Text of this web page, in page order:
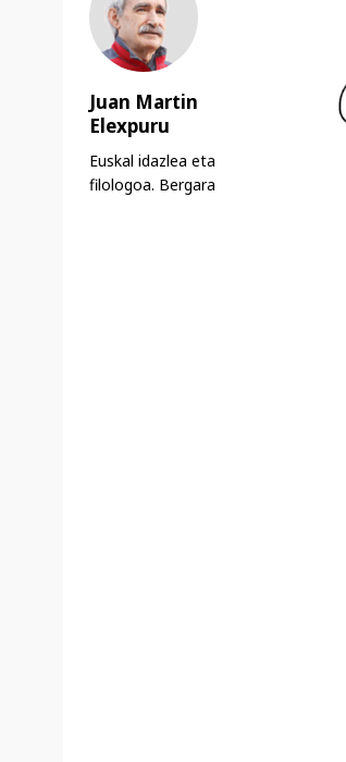
Juan Martin
Elexpuru
Euskal idazlea eta
filologoa. Bergara